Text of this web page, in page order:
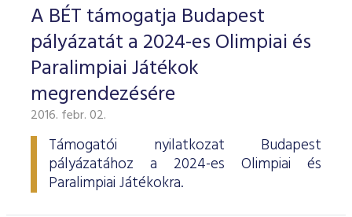
A BÉT támogatja Budapest
pályázatát a 2024-es Olimpiai és
Paralimpiai Játékok
megrendezésére
2016. febr. 02.
Támogatói nyilatkozat Budapest
pályázatához a 2024-es Olimpiai és
Paralimpiai Játékokra.